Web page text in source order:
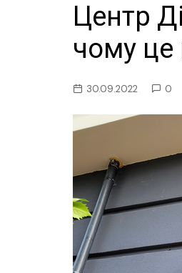
датацентри
Мобільні
Наука
Софт
Центр
чому
30.09.2022 0